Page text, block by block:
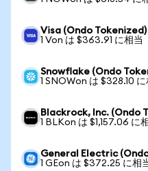
Visa (Ondo Tokenized)
1 Von は $363.91 に相当
Snowflake (Ondo
1 SNOWon は $328.10 に
Blackrock, Inc. (Ondo
1 BLKon は $1,157.06 に
General Electric
1 GEon は $372.25 に相